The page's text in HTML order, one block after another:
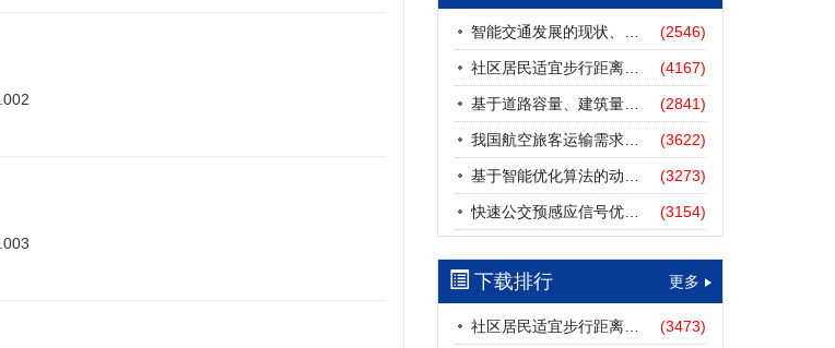
中英文摘要撰写规范及样例
(2546)
社区居民适宜步行距离阈值研究 (4167)
基于道路容量、建筑量、汽车保有量的拥堵指数敏感性分析 (2841)
我国航空旅客运输需求预测——基于计量经济学与系统动力学组合模型 (3622)
(3273)
快速公交预感应信号优先协调控制策略 (3154)
下载排行 更多
社区居民适宜步行距离阈值研究 (3473)